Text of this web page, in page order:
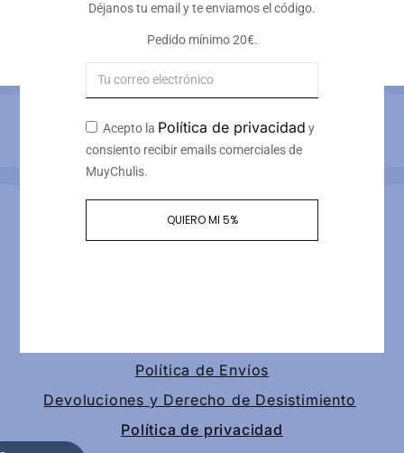
Personalizable
Iva incluido
Métodos de pago
Información de contacto
Política de Envíos
Devoluciones y Derecho de Desistimiento
Política de privacidad
Déjanos tu email y te enviamos el código.
Pedido mínimo 20€.
Acepto la Política de privacidad y
consiento recibir emails comerciales de
MuyChulis.
QUIERO MI 5%